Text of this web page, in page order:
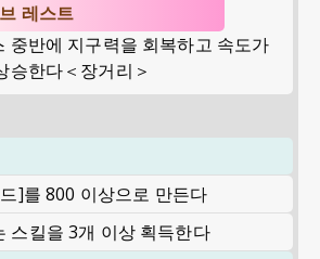
레스트
중반에 지구력을 회복하고 속도가
승한다＜장거리＞
]를 800 이상으로 만든다
스킬을 3개 이상 획득한다